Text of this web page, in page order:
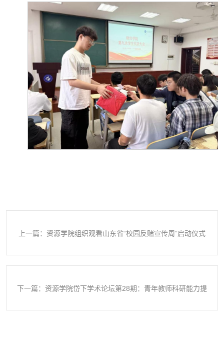
上一篇：资源学院组织观看山东省“校园反赌宣传周”启动仪式
下一篇：资源学院岱下学术论坛第28期：青年教师科研能力提